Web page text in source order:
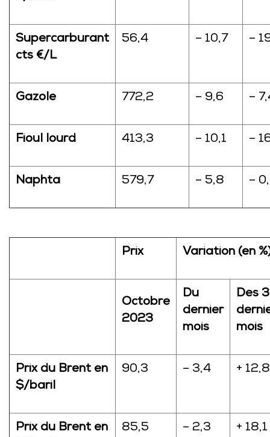
Supercarburant
cts €/L
56,4 – 10,7 –
Gazole 772,2 – 9,6 –
Fioul lourd 413,3 – 10,1 –
Naphta 579,7 – 5,8 –
Prix Variation (en
Octobre
2023
Du
dernier
mois
Des 3
mois
Prix du Brent en
$/baril
90,3 – 3,4 + 12,8
Prix du Brent en
85,5 – 2,3 + 18,1